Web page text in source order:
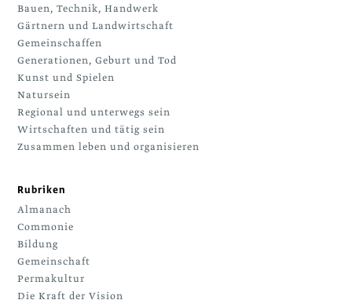
Bauen, Technik, Handwerk
Gärtnern und Landwirtschaft
Gemeinschaffen
Generationen, Geburt und Tod
Kunst und Spielen
Natursein
Regional und unterwegs sein
Wirtschaften und tätig sein
Zusammen leben und organisieren
Rubriken
Almanach
Commonie
Bildung
Gemeinschaft
Permakultur
Die Kraft der Vision